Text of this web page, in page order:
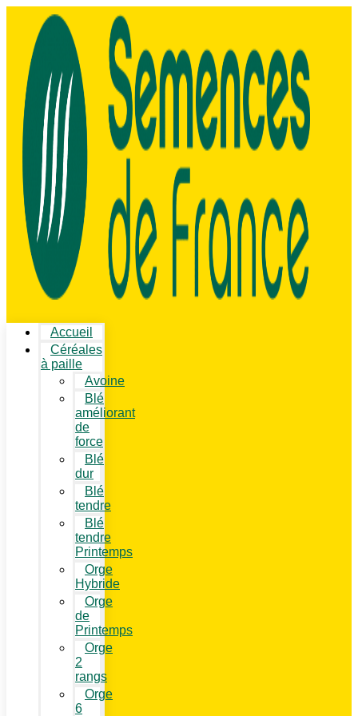
Accueil
Céréales
à paille
Avoine
Blé
améliorant
de
force
Blé
dur
Blé
tendre
Blé
tendre
Printemps
Orge
Hybride
Orge
de
Printemps
Orge
2
rangs
Orge
6